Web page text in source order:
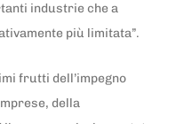
industrie che a
più limitata”.
frutti dell’impegno
della